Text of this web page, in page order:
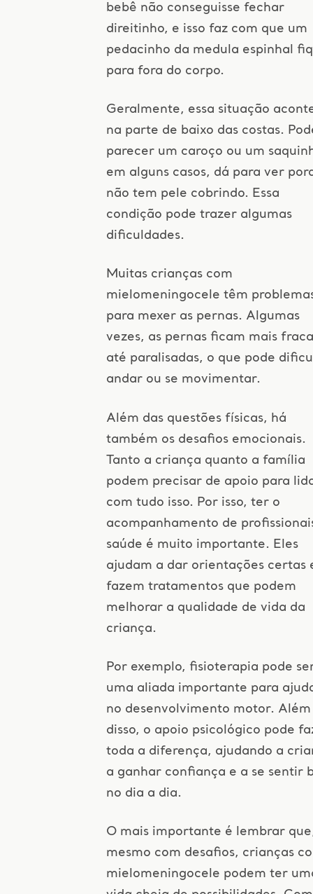
bebê não conseguisse fechar
direitinho, e isso faz com que um
pedacinho da medula espinhal
para fora do corpo.
Geralmente, essa situação
na parte de baixo das costas.
parecer um caroço ou um
em alguns casos, dá para ver
não tem pele cobrindo. Essa
condição pode trazer algumas
dificuldades.
Muitas crianças com
mielomeningocele têm
para mexer as pernas. Algumas
vezes, as pernas ficam mais
até paralisadas, o que pode
andar ou se movimentar.
Além das questões físicas, há
também os desafios emocionais.
Tanto a criança quanto a família
podem precisar de apoio para
com tudo isso. Por isso, ter o
acompanhamento de
saúde é muito importante. Eles
ajudam a dar orientações certas
fazem tratamentos que podem
melhorar a qualidade de vida da
criança.
Por exemplo, fisioterapia pode
uma aliada importante para
no desenvolvimento motor. Além
disso, o apoio psicológico pode
toda a diferença, ajudando a
a ganhar confiança e a se sentir
no dia a dia.
O mais importante é lembrar
mesmo com desafios, crianças
mielomeningocele podem ter